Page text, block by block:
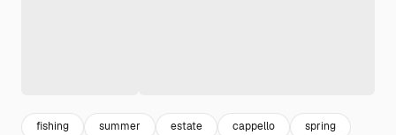
fishing summer estate cappello spring